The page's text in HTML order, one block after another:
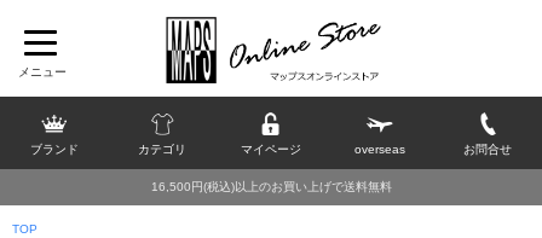
ブランド カテゴリ マイページ overseas お問合せ
16,500円(税込)以上のお買い上げで送料無料
TOP